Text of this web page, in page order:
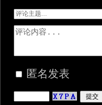
匿名发表